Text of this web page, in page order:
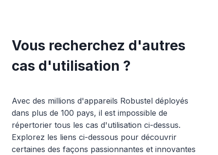
Vous recherchez d'autres
cas d'utilisation ?
Avec des millions d'appareils Robustel déployés
dans plus de 100 pays, il est impossible de
répertorier tous les cas d'utilisation ci-dessus.
Explorez les liens ci-dessous pour découvrir
certaines des façons passionnantes et innovantes